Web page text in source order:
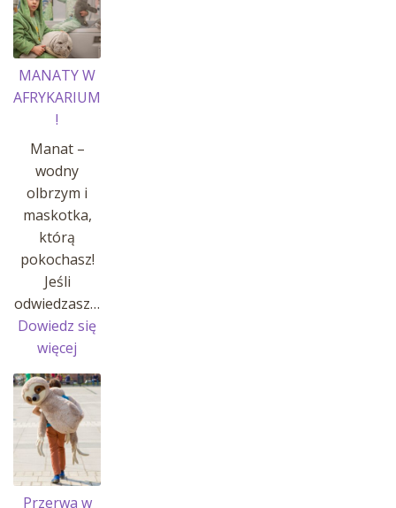
INSEKTY
MANATY W
AFRYKARIUM
!
Manat –
wodny
olbrzym i
maskotka,
którą
pokochasz!
Jeśli
odwiedzasz…
Dowiedz się
więcej
MANATY
W
AFRYKARIUM
!
Przerwa w